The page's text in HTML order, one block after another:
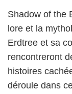
Shadow of the
lore et la
Erdtree et sa
rencontreront
histoires
déroule dans